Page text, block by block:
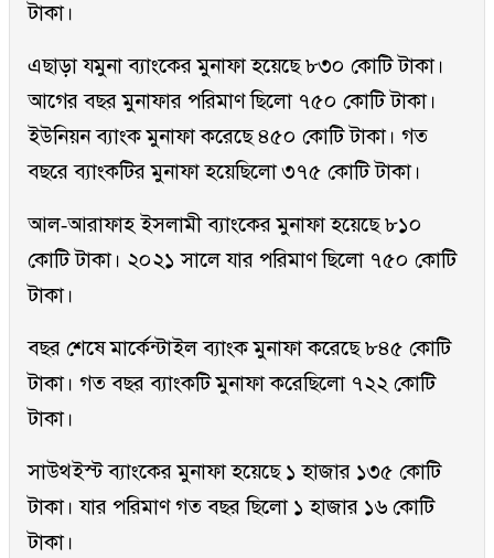
টাকা।
এছাড়া যমুনা ব্যাংকের মুনাফা হয়েছে ৮৩০ কোটি টাকা।
আগের বছর মুনাফার পরিমাণ ছিলো ৭৫০ কোটি টাকা।
ইউনিয়ন ব্যাংক মুনাফা করেছে ৪৫০ কোটি টাকা। গত
বছরে ব্যাংকটির মুনাফা হয়েছিলো ৩৭৫ কোটি টাকা।
আল-আরাফাহ ইসলামী ব্যাংকের মুনাফা হয়েছে ৮১০
কোটি টাকা। ২০২১ সালে যার পরিমাণ ছিলো ৭৫০ কোটি
টাকা।
বছর শেষে মার্কেন্টাইল ব্যাংক মুনাফা করেছে ৮৪৫ কোটি
টাকা। গত বছর ব্যাংকটি মুনাফা করেছিলো ৭২২ কোটি
টাকা।
সাউথইস্ট ব্যাংকের মুনাফা হয়েছে ১ হাজার ১৩৫ কোটি
টাকা। যার পরিমাণ গত বছর ছিলো ১ হাজার ১৬ কোটি
টাকা।